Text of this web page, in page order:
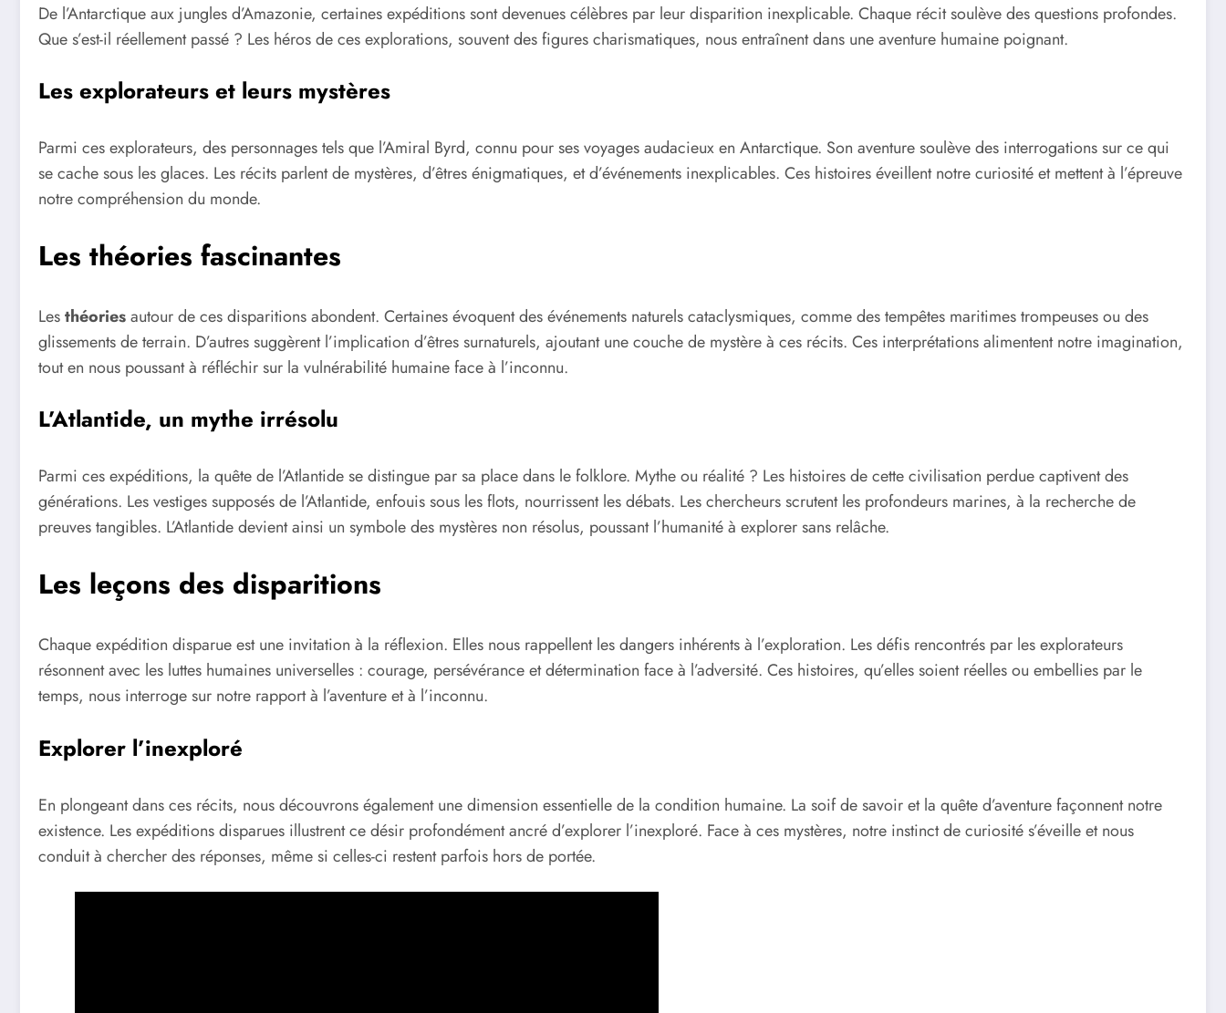
De l’Antarctique aux jungles d’Amazonie, certaines expéditions sont devenues célèbres par leur disparition inexplicable. Chaque récit soulève des questions profondes.
Que s’est-il réellement passé ? Les héros de ces explorations, souvent des figures charismatiques, nous entraînent dans une aventure humaine poignant.
Les explorateurs et leurs mystères
Parmi ces explorateurs, des personnages tels que l’Amiral Byrd, connu pour ses voyages audacieux en Antarctique. Son aventure soulève des interrogations sur ce qui
se cache sous les glaces. Les récits parlent de mystères, d’êtres énigmatiques, et d’événements inexplicables. Ces histoires éveillent notre curiosité et mettent à l’épreuve
notre compréhension du monde.
Les théories fascinantes
Lesthéoriesautour de ces disparitions abondent. Certaines évoquent des événements naturels cataclysmiques, comme des tempêtes maritimes trompeuses ou des
glissements de terrain. D’autres suggèrent l’implication d’êtres surnaturels, ajoutant une couche de mystère à ces récits. Ces interprétations alimentent notre imagination,
tout en nous poussant à réfléchir sur la vulnérabilité humaine face à l’inconnu.
L’Atlantide, un mythe irrésolu
Parmi ces expéditions, la quête de l’Atlantide se distingue par sa place dans le folklore. Mythe ou réalité ? Les histoires de cette civilisation perdue captivent des
générations. Les vestiges supposés de l’Atlantide, enfouis sous les flots, nourrissent les débats. Les chercheurs scrutent les profondeurs marines, à la recherche de
preuves tangibles. L’Atlantide devient ainsi un symbole des mystères non résolus, poussant l’humanité à explorer sans relâche.
Les leçons des disparitions
Chaque expédition disparue est une invitation à la réflexion. Elles nous rappellent les dangers inhérents à l’exploration. Les défis rencontrés par les explorateurs
résonnent avec les luttes humaines universelles : courage, persévérance et détermination face à l’adversité. Ces histoires, qu’elles soient réelles ou embellies par le
temps, nous interroge sur notre rapport à l’aventure et à l’inconnu.
Explorer l’inexploré
En plongeant dans ces récits, nous découvrons également une dimension essentielle de la condition humaine. La soif de savoir et la quête d’aventure façonnent notre
existence. Les expéditions disparues illustrent ce désir profondément ancré d’explorer l’inexploré. Face à ces mystères, notre instinct de curiosité s’éveille et nous
conduit à chercher des réponses, même si celles-ci restent parfois hors de portée.